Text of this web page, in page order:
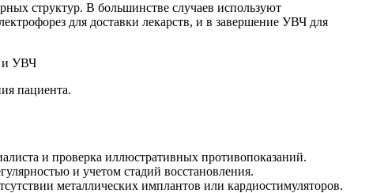
структур. В большинстве случаев используют
для доставки лекарств, и в завершение УВЧ для
пациента.
и проверка иллюстративных противопоказаний.
и учетом стадий восстановления.
металлических имплантов или кардиостимуляторов.